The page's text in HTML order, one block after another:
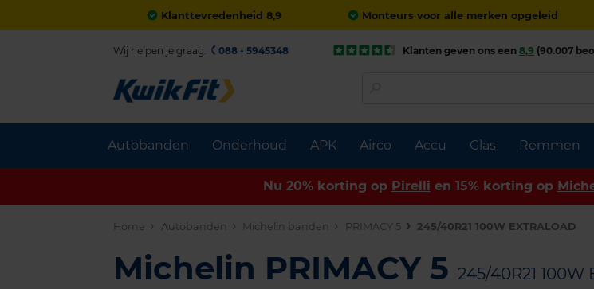
Klanttevredenheid 8,9 Monteurs voor alle merken opgeleid
Autobanden Onderhoud APK Airco Accu Glas Remmen
Wij helpen je graag. 088 - 5945348 Klanten geven ons een 8,9 (90.007
Nu 20% korting op Pirelli en 15% korting op
Home Autobanden Michelin banden PRIMACY 5 245/40R21 100W EXTRALOAD
Michelin PRIMACY 5 245/40R21 100W